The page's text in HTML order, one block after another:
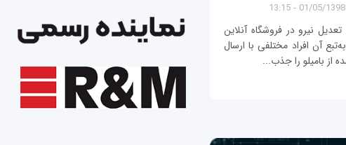
01/05/1398 - 13:15
در رابطه با تعدیل نیرو در فروشگاه آنلاین
آن افراد مختلفی با ارسال
از بامیلو را جذب...